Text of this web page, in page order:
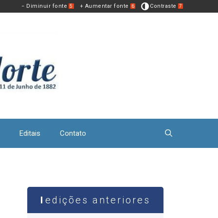
− Diminuir fonte 5 + Aumentar fonte 6 Contraste 7
Editais Contato
edições anteriores